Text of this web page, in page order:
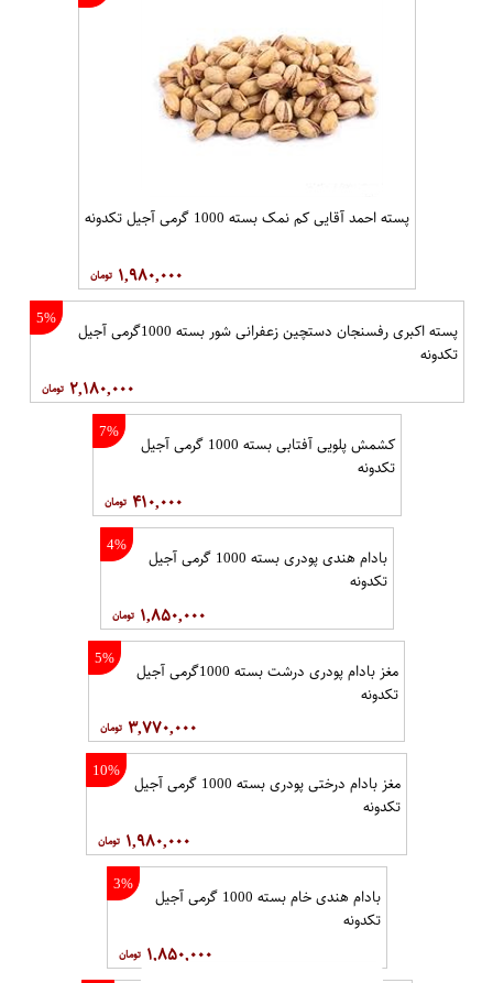
پسته احمد آقایی کم نمک بسته 1000 گرمی آجیل تکدونه
۱,۹۸۰,۰۰۰
5%
پسته اکبری رفسنجان دستچین زعفرانی شور بسته 1000گرمی آجیل
تکدونه
۲,۱۸۰,۰۰۰
7%
کشمش پلویی آفتابی بسته 1000 گرمی آجیل
تکدونه
۴۱۰,۰۰۰
4%
بادام هندی پودری بسته 1000 گرمی آجیل
تکدونه
۱,۸۵۰,۰۰۰
5%
مغز بادام پودری درشت بسته 1000گرمی آجیل
تکدونه
۳,۷۷۰,۰۰۰
10%
مغز بادام درختی پودری بسته 1000 گرمی آجیل
تکدونه
۱,۹۸۰,۰۰۰
3%
بادام هندی خام بسته 1000 گرمی آجیل
تکدونه
۱,۸۵۰,۰۰۰